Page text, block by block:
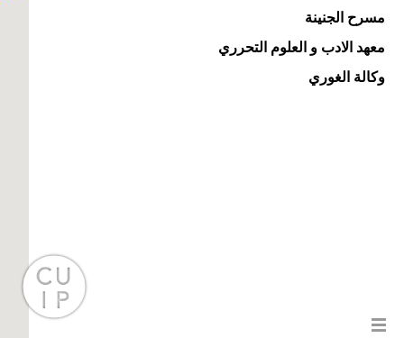
مسرح الجنينة
معهد الادب و العلوم التحرري
وكالة الغوري